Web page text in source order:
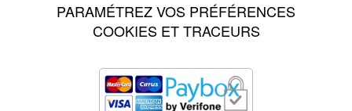
PARAMÉTREZ VOS PRÉFÉRENCES
COOKIES ET TRACEURS